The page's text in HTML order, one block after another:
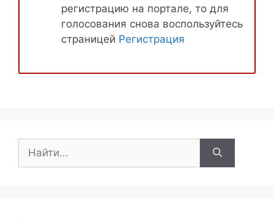
регистрацию на портале, то для
голосования снова воспользуйтесь
страницей Регистрация